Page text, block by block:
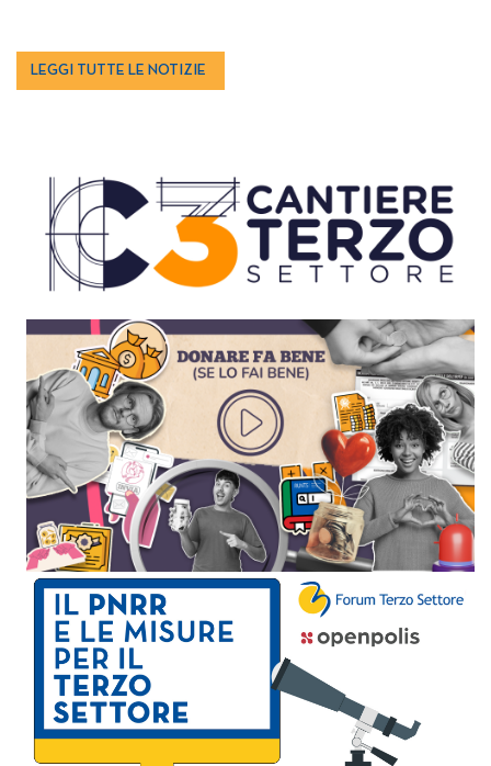
LEGGI TUTTE LE NOTIZIE